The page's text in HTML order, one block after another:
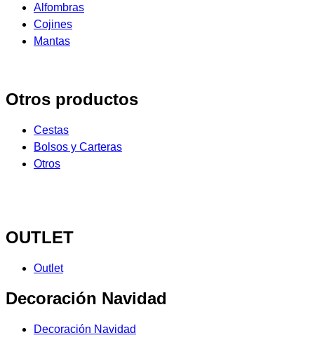
Alfombras
Cojines
Mantas
Otros productos
Cestas
Bolsos y Carteras
Otros
OUTLET
Outlet
Decoración Navidad
Decoración Navidad